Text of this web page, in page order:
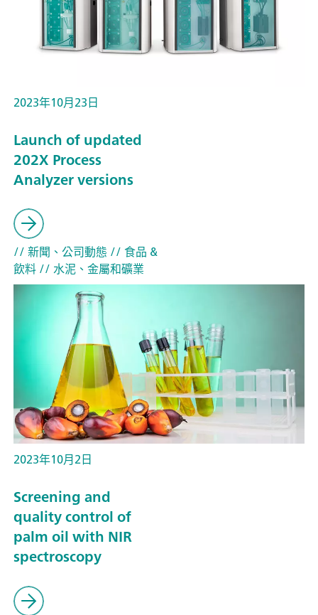
2023年10月23日
Launch of updated
202X Process
Analyzer versions
// 新聞、公司動態 // 食品 &
飲料// 水泥、金屬和礦業
2023年10月2日
Screening and
quality control of
palm oil with NIR
spectroscopy